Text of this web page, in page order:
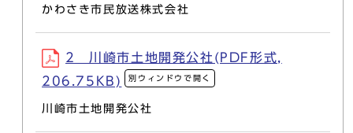
かわさき市民放送株式会社
2 川崎市土地開発公社(PDF形式,
206.75KB)
別ウィンドウで開く
川崎市土地開発公社